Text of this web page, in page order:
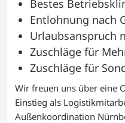
Bestes
Entlohnung nach
Urlaubsanspruch
Zuschläge für
Zuschläge für
Wir freuen uns über eine
Einstieg als
Außenkoordination